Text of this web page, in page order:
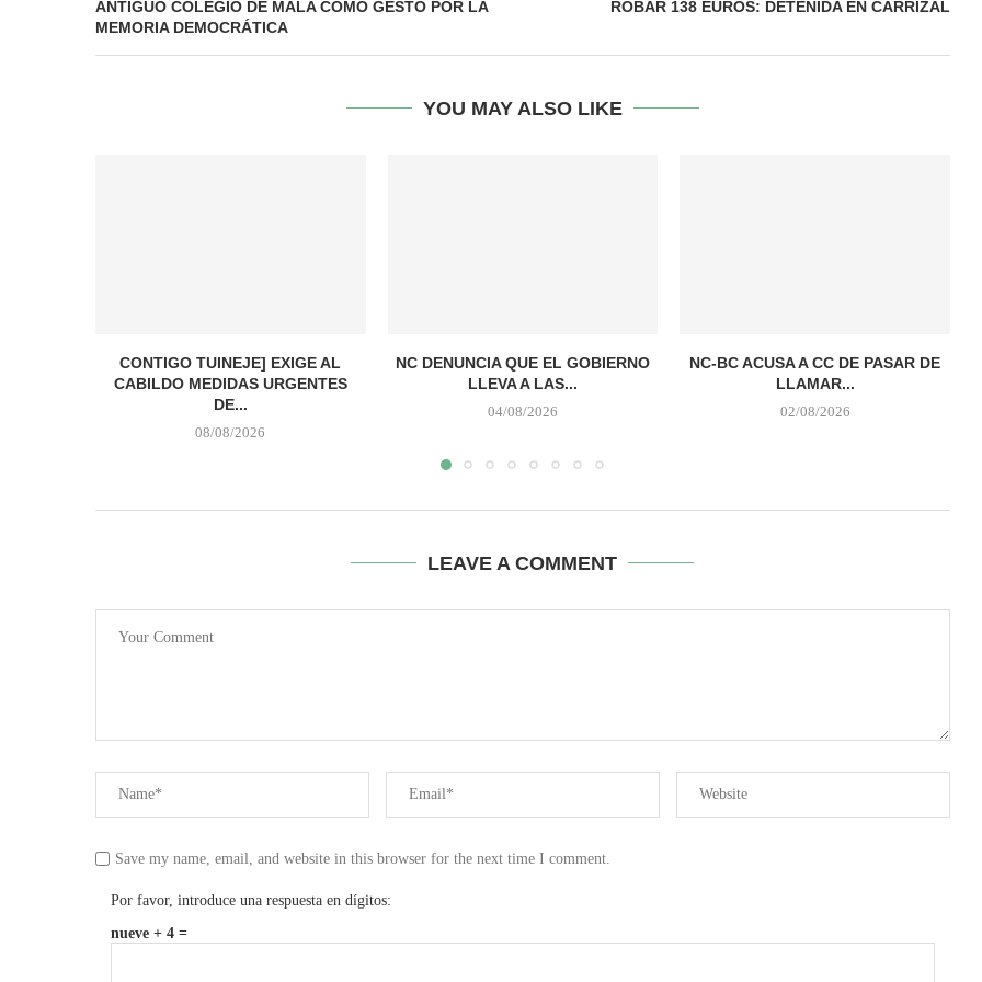
ANTIGUO COLEGIO DE MALA COMO GESTO POR LA
MEMORIA DEMOCRÁTICA
ROBAR 138 EUROS: DETENIDA EN CARRIZAL
YOU MAY ALSO LIKE
CONTIGO TUINEJE] EXIGE AL
CABILDO MEDIDAS URGENTES
DE...
08/08/2026
NC DENUNCIA QUE EL GOBIERNO
LLEVA A LAS...
04/08/2026
NC-BC ACUSA A CC DE PASAR DE
LLAMAR...
02/08/2026
LEAVE A COMMENT
Save my name, email, and website in this browser for the next time I comment.
Por favor, introduce una respuesta en dígitos:
nueve + 4 =